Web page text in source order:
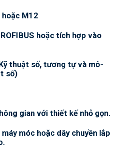
hoặc M12
hoặc tích hợp vào
thuật số, tương tự và mô-
số)
gian với thiết kế nhỏ gọn.
móc hoặc dây chuyền lắp